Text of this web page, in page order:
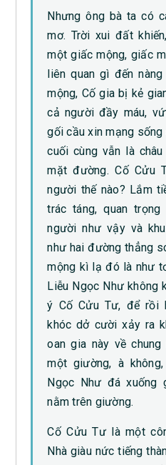
Nhưng ông bà ta có
mơ. Trời xui đất
một giấc mộng, giấc
liên quan gì đến
mộng, Cố gia bị kẻ
cả người đầy máu,
gối cầu xin mạng sống
cuối cùng vẫn là
mặt đường. Cố Cửu
người thế nào? Lắm
trác táng, quan
người như vậy và
như hai đường thẳng
mộng kì lạ đó là như
Liễu Ngọc Như không
ý Cố Cửu Tư, để rồi
khóc dở cười xảy ra
oan gia này về chung
một giường, à
Ngọc Như đá xuống
nằm trên giường.
Cố Cửu Tư là một
Nhà giàu nức tiếng